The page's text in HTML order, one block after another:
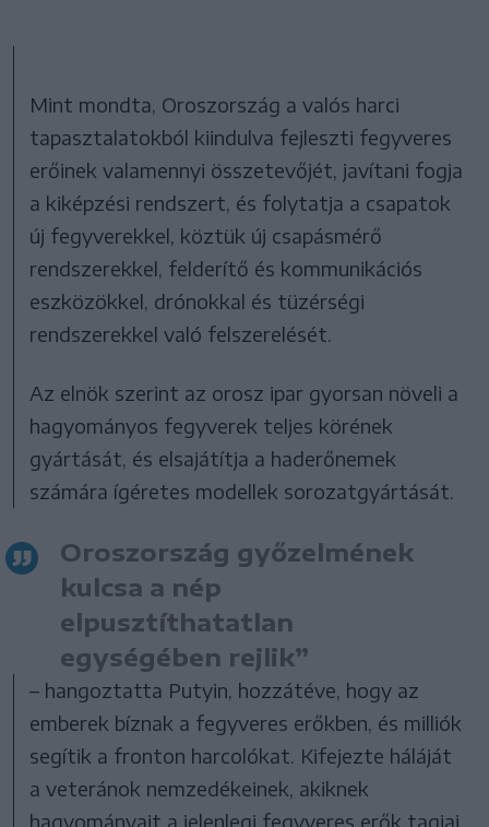
Mint mondta, Oroszország a valós harci
tapasztalatokból kiindulva fejleszti fegyveres
erőinek valamennyi összetevőjét, javítani fogja
a kiképzési rendszert, és folytatja a csapatok
új fegyverekkel, köztük új csapásmérő
rendszerekkel, felderítő és kommunikációs
eszközökkel, drónokkal és tüzérségi
rendszerekkel való felszerelését.
Az elnök szerint az orosz ipar gyorsan növeli a
hagyományos fegyverek teljes körének
gyártását, és elsajátítja a haderőnemek
számára ígéretes modellek sorozatgyártását.
Oroszország győzelmének
kulcsa a nép
elpusztíthatatlan
egységében rejlik”
– hangoztatta Putyin, hozzátéve, hogy az
emberek bíznak a fegyveres erőkben, és milliók
segítik a fronton harcolókat. Kifejezte háláját
a veteránok nemzedékeinek, akiknek
hagyományait a jelenlegi fegyveres erők tagjai